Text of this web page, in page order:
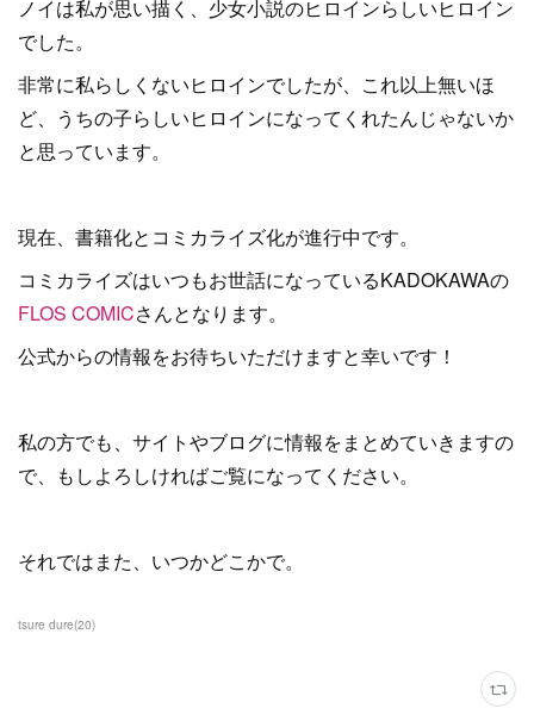
ノイは私が思い描く、少女小説のヒロインらしいヒロイン
でした。
非常に私らしくないヒロインでしたが、これ以上無いほ
ど、うちの子らしいヒロインになってくれたんじゃないか
と思っています。
現在、書籍化とコミカライズ化が進行中です。
コミカライズはいつもお世話になっているKADOKAWAの
FLOS COMICさんとなります。
公式からの情報をお待ちいただけますと幸いです！
私の方でも、サイトやブログに情報をまとめていきますの
で、もしよろしければご覧になってください。
それではまた、いつかどこかで。
tsure dure(20)